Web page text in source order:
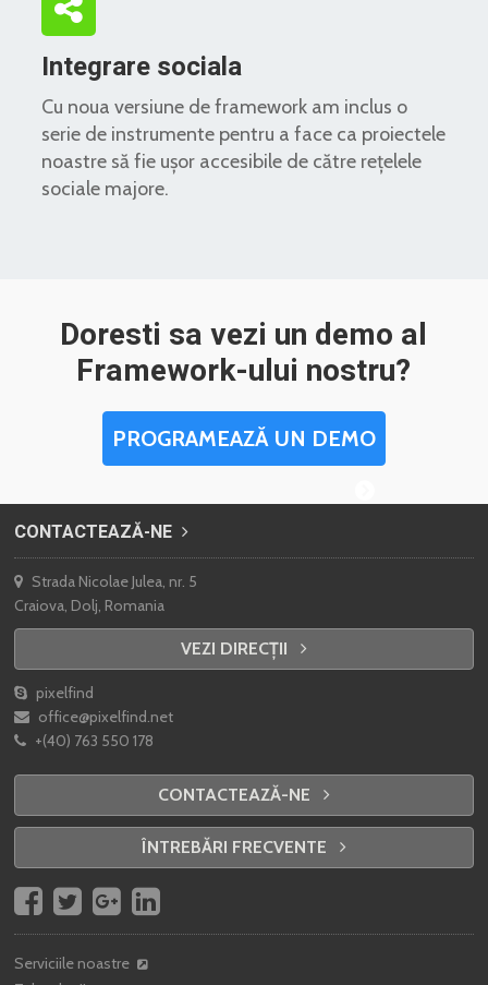
Integrare sociala
Cu noua versiune de framework am inclus o
serie de instrumente pentru a face ca proiectele
noastre să fie ușor accesibile de către rețelele
sociale majore.
Doresti sa vezi un demo al
Framework-ului nostru?
PROGRAMEAZĂ UN DEMO
CONTACTEAZĂ-NE
Strada Nicolae Julea, nr. 5
Craiova, Dolj, Romania
VEZI DIRECȚII
pixelfind
office@pixelfind.net
+(40) 763 550 178
CONTACTEAZĂ-NE
ÎNTREBĂRI FRECVENTE
Serviciile noastre